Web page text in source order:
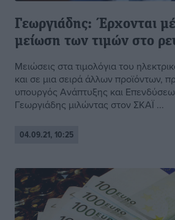
Γεωργιάδης: Έρχονται
μείωση των τιμών στο
Μειώσεις στα τιμολόγια του
και σε μια σειρά άλλων προϊόντων,
υπουργός Ανάπτυξης και
Γεωργιάδης μιλώντας στον ΣΚΑΪ ...
04.09.21, 10:25